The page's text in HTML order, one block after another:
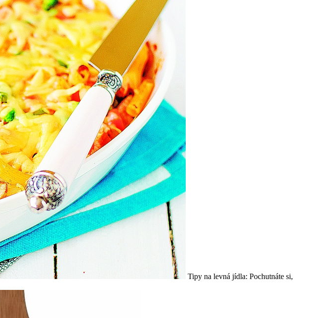
Tipy na levná jídla: Pochutnáte si,